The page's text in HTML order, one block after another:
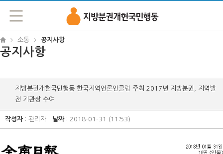
> 소통 > 공지사항
공지사항
지방분권개헌국민행동 한국지역언론인클럽 주최 2017년 지방분권, 지역발
전 기관상 수여
작성자 : 관리자 날짜: 2018-01-31 (11:53)